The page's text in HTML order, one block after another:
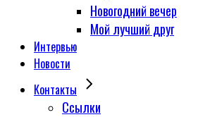
Новогодний вечер
Мой лучший друг
Интервью
Новости
Контакты
Сcылки